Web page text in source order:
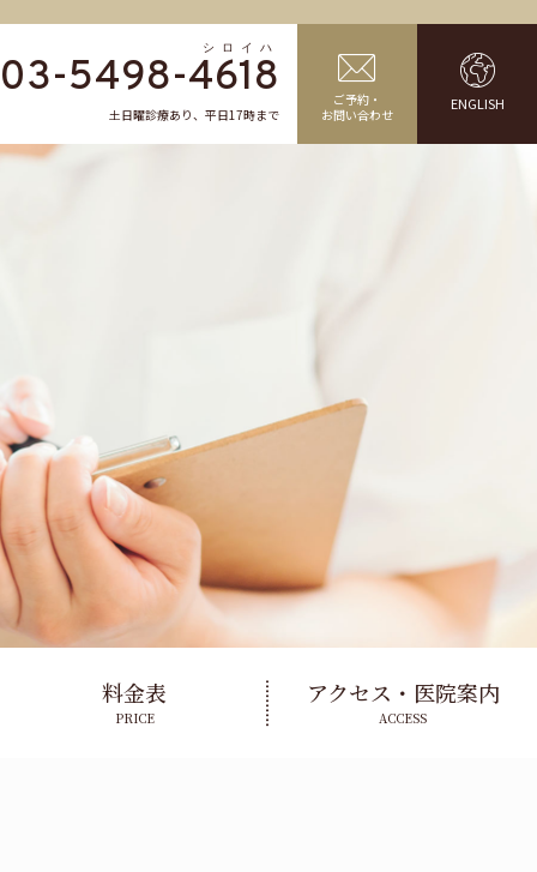
03-5498-4618
土日曜診療あり、平日17時まで
ご予約・
お問い合わせ
ENGLISH
料金表
PRICE
アクセス・医院案内
ACCESS